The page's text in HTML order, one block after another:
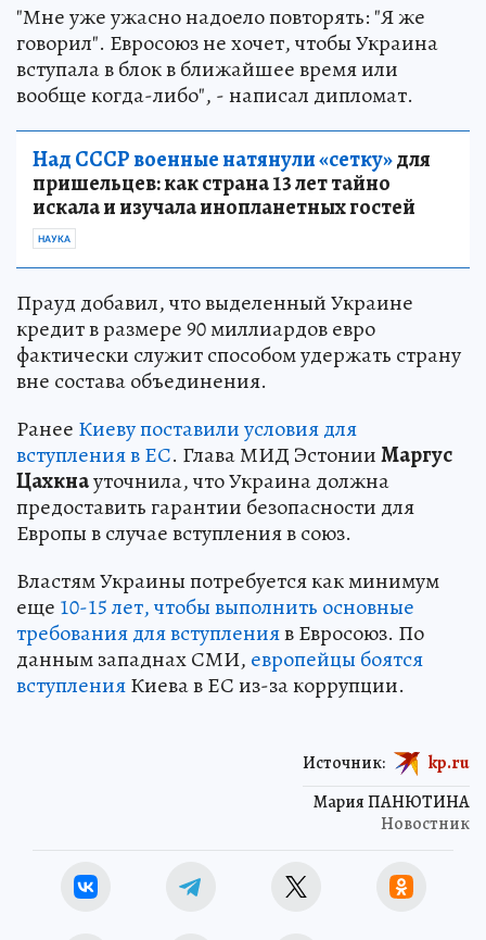
"Мне уже ужасно надоело повторять: "Я же
говорил". Евросоюз не хочет, чтобы Украина
вступала в блок в ближайшее время или
вообще когда-либо", - написал дипломат.
Над СССР военные натянули «сетку»для
пришельцев: как страна 13 лет тайно
искала и изучала инопланетных гостей
НАУКА
Прауд добавил, что выделенный Украине
кредит в размере 90 миллиардов евро
фактически служит способом удержать страну
вне состава объединения.
Ранее Киеву поставили условия для
вступления в ЕС. Глава МИД ЭстонииМаргус
Цахкнауточнила, что Украина должна
предоставить гарантии безопасности для
Европы в случае вступления в союз.
Властям Украины потребуется как минимум
еще 10-15 лет, чтобы выполнить основные
требования для вступленияв Евросоюз. По
данным западнах СМИ, европейцы боятся
вступленияКиева в ЕС из-за коррупции.
Мария ПАНЮТИНА
Новостник
Источник: kp.ru